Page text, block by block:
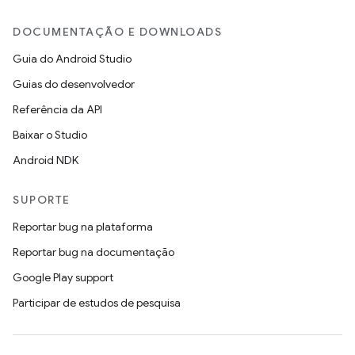
DOCUMENTAÇÃO E DOWNLOADS
Guia do Android Studio
Guias do desenvolvedor
Referência da API
Baixar o Studio
Android NDK
SUPORTE
Reportar bug na plataforma
Reportar bug na documentação
Google Play support
Participar de estudos de pesquisa